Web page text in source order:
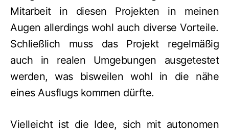
Mitarbeit in diesen Projekten in meinen
Augen allerdings wohl auch diverse Vorteile.
Schließlich muss das Projekt regelmäßig
auch in realen Umgebungen ausgetestet
werden, was bisweilen wohl in die nähe
eines Ausflugs kommen dürfte.
Vielleicht ist die Idee, sich mit autonomen